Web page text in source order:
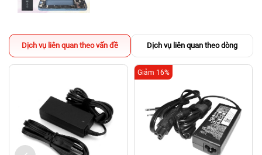
Dịch vụ liên quan theo vấn đề Dịch vụ liên quan theo dòng
Giảm 16%